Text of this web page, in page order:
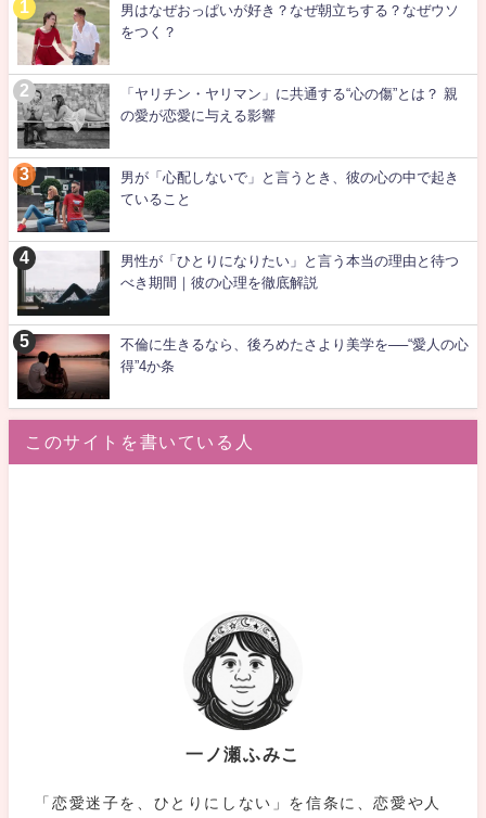
男はなぜおっぱいが好き？なぜ朝立ちする？なぜウソ
をつく？
「ヤリチン・ヤリマン」に共通する“心の傷”とは？ 親
の愛が恋愛に与える影響
男が「心配しないで」と言うとき、彼の心の中で起き
ていること
男性が「ひとりになりたい」と言う本当の理由と待つ
べき期間｜彼の心理を徹底解説
不倫に生きるなら、後ろめたさより美学を──“愛人の心
得”4か条
このサイトを書いている人
一ノ瀬ふみこ
「恋愛迷子を、ひとりにしない」を信条に、恋愛や人